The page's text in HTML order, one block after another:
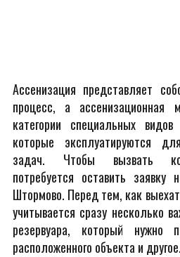
Ассенизация представляет
процесс, а
категории специальных
которые эксплуатируются
задач. Чтобы вызвать
потребуется оставить
Штормово. Перед тем, как
учитывается сразу несколько
резервуара, который нужно
расположенного объекта и другое.